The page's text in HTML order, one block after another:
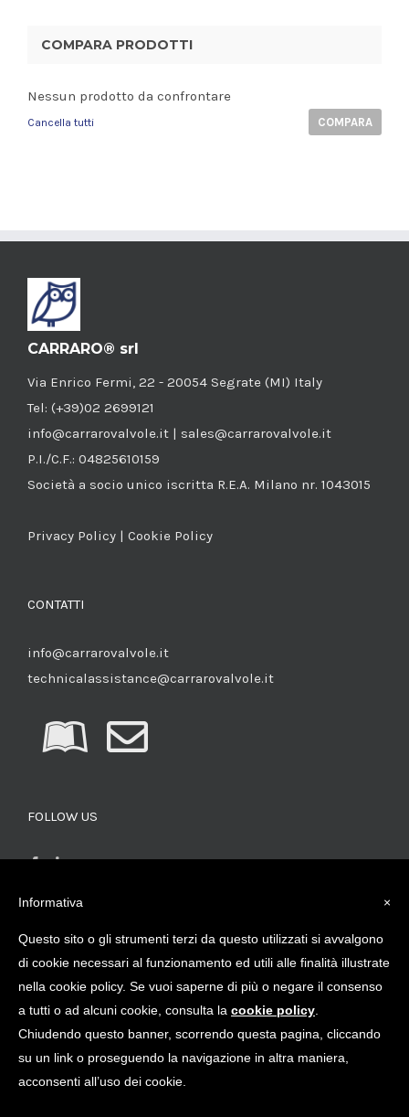
COMPARA PRODOTTI
Nessun prodotto da confrontare
Cancella tutti COMPARA
CARRARO® srl
Via Enrico Fermi, 22 - 20054 Segrate (MI) Italy
Tel: (+39)02 2699121
info@carrarovalvole.it | sales@carrarovalvole.it
P.I./C.F.: 04825610159
Società a socio unico iscritta R.E.A. Milano nr. 1043015
Privacy Policy | Cookie Policy
CONTATTI
info@carrarovalvole.it
technicalassistance@carrarovalvole.it
FOLLOW US
CERCA PRODOTTI
×
Informativa
Questo sito o gli strumenti terzi da questo utilizzati si avvalgono
di cookie necessari al funzionamento ed utili alle finalità illustrate
nella cookie policy. Se vuoi saperne di più o negare il consenso
a tutti o ad alcuni cookie, consulta la cookie policy
Chiudendo questo banner, scorrendo questa pagina, cliccando
su un link o proseguendo la navigazione in altra maniera,
acconsenti all’uso dei cookie.